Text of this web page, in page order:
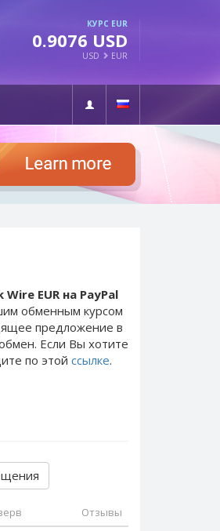
КУРС EUR
0.9076 USD
USD EUR
Wire EUR на PayPal
обменным курсом
предложение в
Если Вы хотите
по этой ссылке.
Отзывы